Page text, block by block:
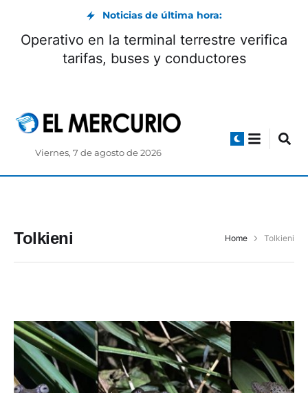
Noticias de última hora:
Operativo en la terminal terrestre verifica
tarifas, buses y conductores
Viernes, 7 de agosto de 2026
Tolkieni Home Tolkieni